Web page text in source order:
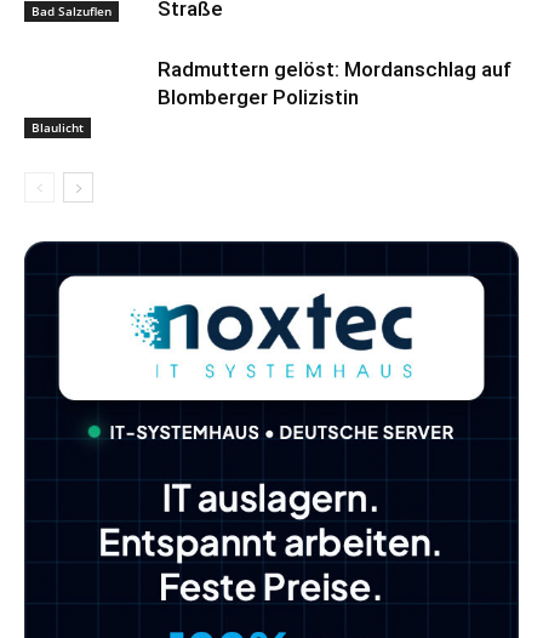
Bad Salzuflen Straße
Blaulicht
Radmuttern gelöst: Mordanschlag auf
Blomberger Polizistin